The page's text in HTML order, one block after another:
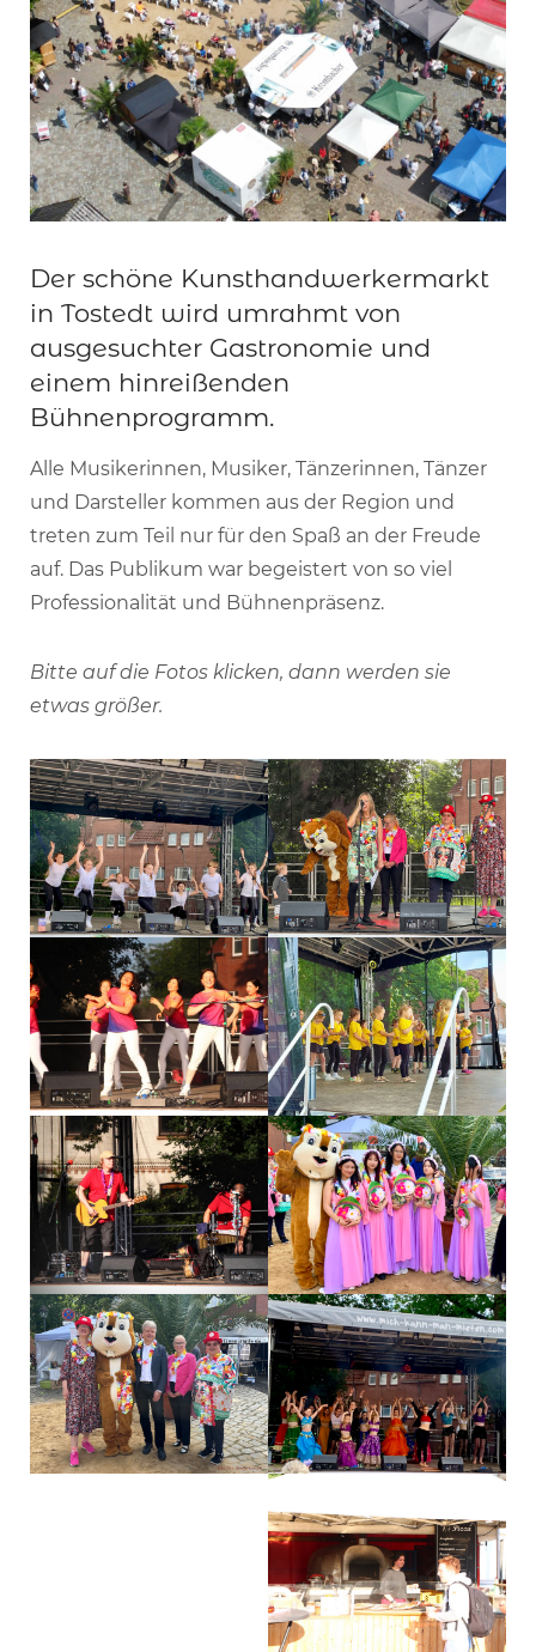
Der schöne Kunsthandwerkermarkt
in Tostedt wird umrahmt von
ausgesuchter Gastronomie und
einem hinreißenden
Bühnenprogramm.
Alle Musikerinnen, Musiker, Tänzerinnen, Tänzer
und Darsteller kommen aus der Region und
treten zum Teil nur für den Spaß an der Freude
auf. Das Publikum war begeistert von so viel
Professionalität und Bühnenpräsenz.
Bitte auf die Fotos klicken, dann werden sie
etwas größer.